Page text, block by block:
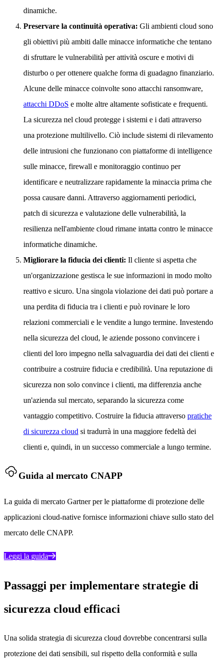
dinamiche.
Preservare la continuità operativa: Gli ambienti cloud sono
gli obiettivi più ambiti dalle minacce informatiche che tentano
di sfruttare le vulnerabilità per attività oscure e motivi di
disturbo o per ottenere qualche forma di guadagno finanziario.
Alcune delle minacce coinvolte sono attacchi ransomware,
attacchi DDoS e molte altre altamente sofisticate e frequenti.
La sicurezza nel cloud protegge i sistemi e i dati attraverso
una protezione multilivello. Ciò include sistemi di rilevamento
delle intrusioni che funzionano con piattaforme di intelligence
sulle minacce, firewall e monitoraggio continuo per
identificare e neutralizzare rapidamente la minaccia prima che
possa causare danni. Attraverso aggiornamenti periodici,
patch di sicurezza e valutazione delle vulnerabilità, la
resilienza nell'ambiente cloud rimane intatta contro le minacce
informatiche dinamiche.
Migliorare la fiducia dei clienti: Il cliente si aspetta che
un'organizzazione gestisca le sue informazioni in modo molto
reattivo e sicuro. Una singola violazione dei dati può portare a
una perdita di fiducia tra i clienti e può rovinare le loro
relazioni commerciali e le vendite a lungo termine. Investendo
nella sicurezza del cloud, le aziende possono convincere i
clienti del loro impegno nella salvaguardia dei dati dei clienti e
contribuire a costruire fiducia e credibilità. Una reputazione di
sicurezza non solo convince i clienti, ma differenzia anche
un'azienda sul mercato, separando la sicurezza come
vantaggio competitivo. Costruire la fiducia attraverso pratiche
di sicurezza cloud si tradurrà in una maggiore fedeltà dei
clienti e, quindi, in un successo commerciale a lungo termine.
Guida al mercato CNAPP
La guida di mercato Gartner per le piattaforme di protezione delle
applicazioni cloud-native fornisce informazioni chiave sullo stato del
mercato delle CNAPP.
Leggi la guida
Passaggi per implementare strategie di
sicurezza cloud efficaci
Una solida strategia di sicurezza cloud dovrebbe concentrarsi sulla
protezione dei dati sensibili, sul rispetto della conformità e sulla